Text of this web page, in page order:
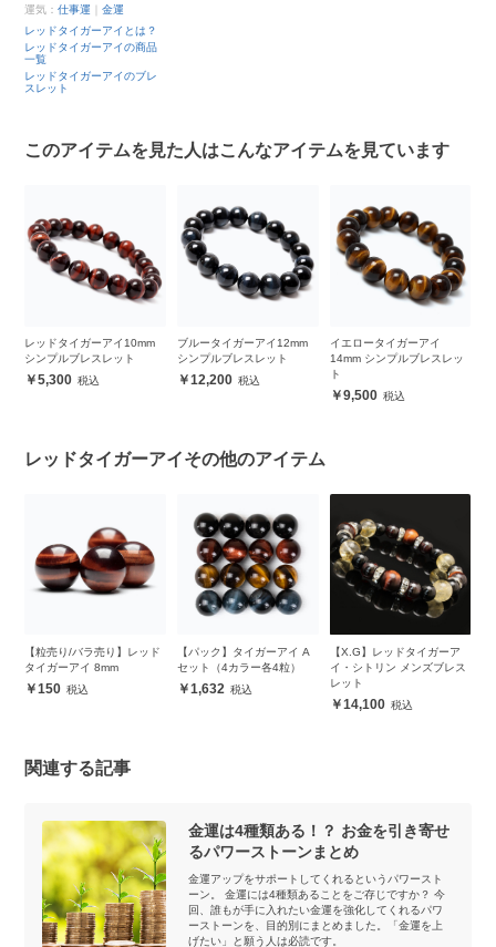
運気：仕事運 ｜金運
レッドタイガーアイとは？
レッドタイガーアイの商品
一覧
レッドタイガーアイのブレ
スレット
このアイテムを見た人はこんなアイテムを見ています
レッドタイガーアイ10mm
シンプルブレスレット
5,300
ブルータイガーアイ12mm
シンプルブレスレット
12,200
イエロータイガーアイ
14mm シンプルブレスレッ
ト
9,500
レッドタイガーアイその他のアイテム
【粒売り/バラ売り】レッド
タイガーアイ 8mm
150
【パック】タイガーアイ A
セット（4カラー各4粒）
1,632
【X.G】レッドタイガーア
イ・シトリン メンズブレス
レット
14,100
関連する記事
金運は4種類ある！？ お金を引き寄せ
るパワーストーンまとめ
金運アップをサポートしてくれるというパワースト
ーン。 金運には4種類あることをご存じですか？ 今
回、誰もが手に入れたい金運を強化してくれるパワ
ーストーンを、目的別にまとめました。「金運を上
げたい」と願う人は必読です。